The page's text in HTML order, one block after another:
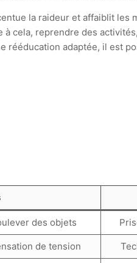
la raideur et affaiblit les
cela, reprendre des
adaptée, il est
des objets
de tension